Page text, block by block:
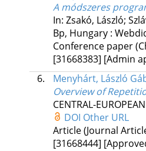
A módszeres
In: Zsakó, László;
Bp, Hungary :
Conference paper
[31668383] [Admin
6.
Menyhárt, László
Overview of
CENTRAL-
DOI Other URL
Article (Journal
[31668444]